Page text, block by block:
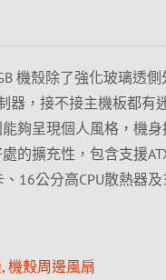
機殼除了強化玻璃透
器，接不接主機板都有
夠呈現個人風格，機
的擴充性，包含支援
16公分高CPU散熱器
, 機殼周邊風扇